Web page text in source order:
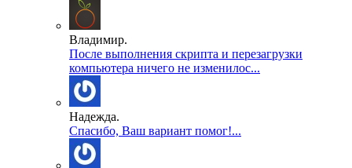
Владимир.
После выполнения скрипта и перезагрузки
компьютера ничего не изменилос...
Надежда.
Спасибо, Ваш вариант помог!...